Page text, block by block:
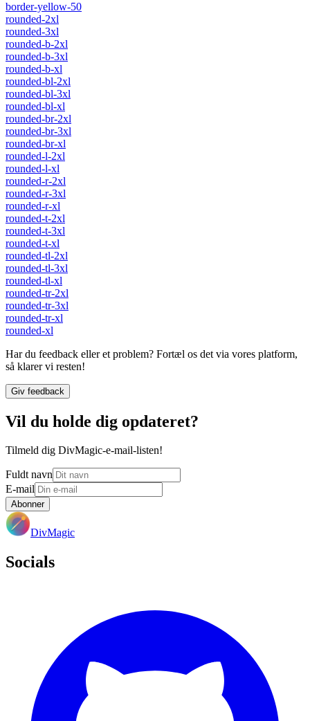
border-yellow-50
rounded-2xl
rounded-3xl
rounded-b-2xl
rounded-b-3xl
rounded-b-xl
rounded-bl-2xl
rounded-bl-3xl
rounded-bl-xl
rounded-br-2xl
rounded-br-3xl
rounded-br-xl
rounded-l-2xl
rounded-l-xl
rounded-r-2xl
rounded-r-3xl
rounded-r-xl
rounded-t-2xl
rounded-t-3xl
rounded-t-xl
rounded-tl-2xl
rounded-tl-3xl
rounded-tl-xl
rounded-tr-2xl
rounded-tr-3xl
rounded-tr-xl
rounded-xl
Har du feedback eller et problem? Fortæl os det via vores platform,
så klarer vi resten!
Giv feedback
Vil du holde dig opdateret?
Tilmeld dig DivMagic-e-mail-listen!
Fuldt navn
E-mail
Abonner
DivMagic
Socials